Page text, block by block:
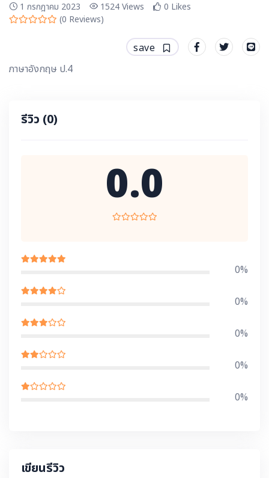
1 กรกฎาคม 2023 1524Views 0 Likes
(0 Reviews)
save
ภาษาอังกฤษ ป.4
รีวิว (0)
0.0
0%
0%
0%
0%
0%
เขียนรีวิว